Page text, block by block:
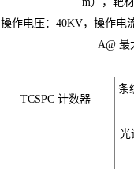
操作电压：40KV，操作电
A@ 最
TCSPC 计数器
条
光